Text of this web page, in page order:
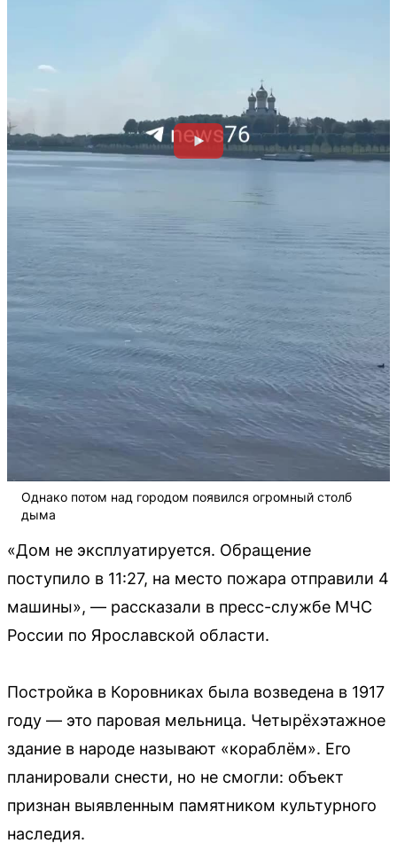
Однако потом над городом появился огромный столб
дыма
«Дом не эксплуатируется. Обращение
поступило в 11:27, на место пожара отправили 4
машины», — рассказали в пресс-службе МЧС
России по Ярославской области.
Постройка в Коровниках была возведена в 1917
году — это паровая мельница. Четырёхэтажное
здание в народе называют «кораблём». Его
планировали снести, но не смогли: объект
признан выявленным памятником культурного
наследия.